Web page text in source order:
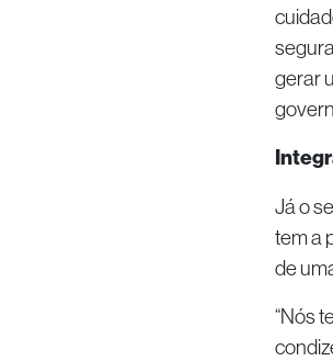
gerar
Já o
tem a
de
“Nós